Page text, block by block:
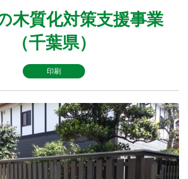
木質化対策支援事業
（千葉県）
印刷